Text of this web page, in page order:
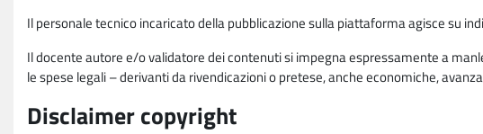
Il personale tecnico incaricato della pubblicazione sulla piattaforma agisce su
Il docente autore e/o validatore dei contenuti si impegna espressamente a
le spese legali – derivanti da rivendicazioni o pretese, anche economiche,
Disclaimer copyright